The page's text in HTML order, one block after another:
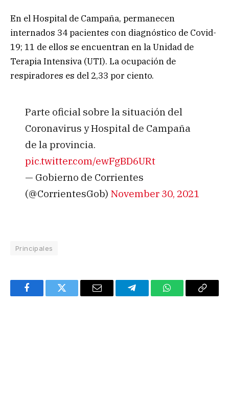
En el Hospital de Campaña, permanecen
internados 34 pacientes con diagnóstico de Covid-
19; 11 de ellos se encuentran en la Unidad de
Terapia Intensiva (UTI). La ocupación de
respiradores es del 2,33 por ciento.
Parte oficial sobre la situación del
Coronavirus y Hospital de Campaña
de la provincia.
pic.twitter.com/ewFgBD6URt
— Gobierno de Corrientes
(@CorrientesGob) November 30, 2021
Principales
FacebookTwitter Email TelegramWhatsAppCopy